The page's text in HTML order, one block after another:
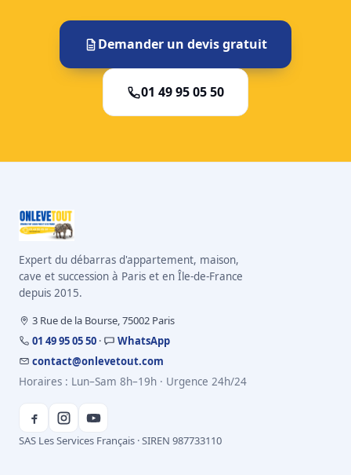
Demander un devis gratuit
01 49 95 05 50
Expert du débarras d'appartement, maison,
cave et succession à Paris et en Île-de-France
depuis 2015.
3 Rue de la Bourse, 75002 Paris
01 49 95 05 50 ·
WhatsApp
contact@onlevetout.com
Horaires : Lun–Sam 8h–19h · Urgence 24h/24
SAS Les Services Français · SIREN 987733110